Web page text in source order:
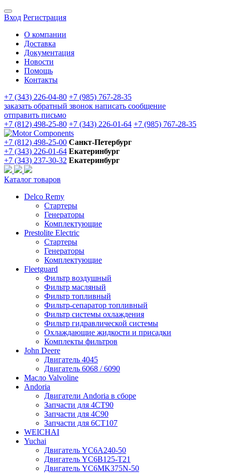
Вход Регистрация
О компании
Доставка
Документация
Новости
Помощь
Контакты
+7 (343) 226-04-80 +7 (985) 767-28-35
заказать обратный звонок написать сообщение
отправить письмо
+7 (812) 498-25-80 +7 (343) 226-01-64 +7 (985) 767-28-35
+7 (812) 498-25-00 Санкт-Петербург
+7 (343) 226-01-64 Екатеринбург
+7 (343) 237-30-32 Екатеринбург
Каталог товаров
Delco Remy
Стартеры
Генераторы
Комплектующие
Prestolite Electric
Стартеры
Генераторы
Комплектующие
Fleetguard
Фильтр воздушный
Фильтр масляный
Фильтр топливный
Фильтр-сепаратор топливный
Фильтр системы охлаждения
Фильтр гидравлической системы
Охлаждающие жидкости и присадки
Комплекты фильтров
John Deere
Двигатель 4045
Двигатель 6068 / 6090
Масло Valvoline
Andoria
Двигатели Andoria в сборе
Запчасти для 4CT90
Запчасти для 4С90
Запчасти для 6CT107
WEICHAI
Yuchai
Двигатель YC6A240-50
Двигатель YC6B125-T21
Двигатель YC6MK375N-50